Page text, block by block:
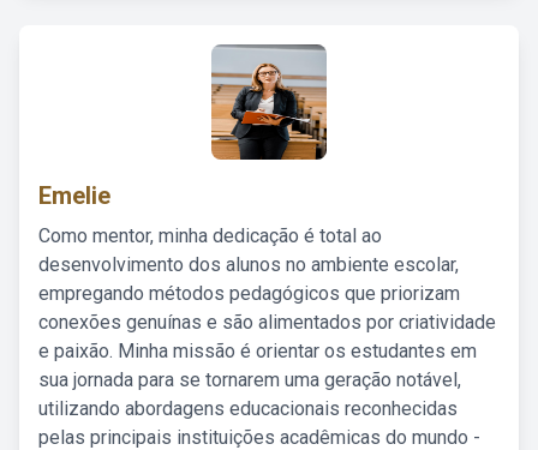
Emelie
Como mentor, minha dedicação é total ao
desenvolvimento dos alunos no ambiente escolar,
empregando métodos pedagógicos que priorizam
conexões genuínas e são alimentados por criatividade
e paixão. Minha missão é orientar os estudantes em
sua jornada para se tornarem uma geração notável,
utilizando abordagens educacionais reconhecidas
pelas principais instituições acadêmicas do mundo -